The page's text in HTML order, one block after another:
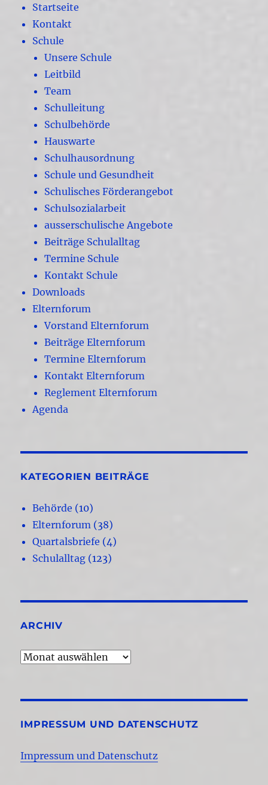
Startseite
Kontakt
Schule
Unsere Schule
Leitbild
Team
Schulleitung
Schulbehörde
Hauswarte
Schulhausordnung
Schule und Gesundheit
Schulisches Förderangebot
Schulsozialarbeit
ausserschulische Angebote
Beiträge Schulalltag
Termine Schule
Kontakt Schule
Downloads
Elternforum
Vorstand Elternforum
Beiträge Elternforum
Termine Elternforum
Kontakt Elternforum
Reglement Elternforum
Agenda
KATEGORIEN BEITRÄGE
Behörde (10)
Elternforum (38)
Quartalsbriefe (4)
Schulalltag (123)
ARCHIV
Archiv
IMPRESSUM UND DATENSCHUTZ
Impressum und Datenschutz